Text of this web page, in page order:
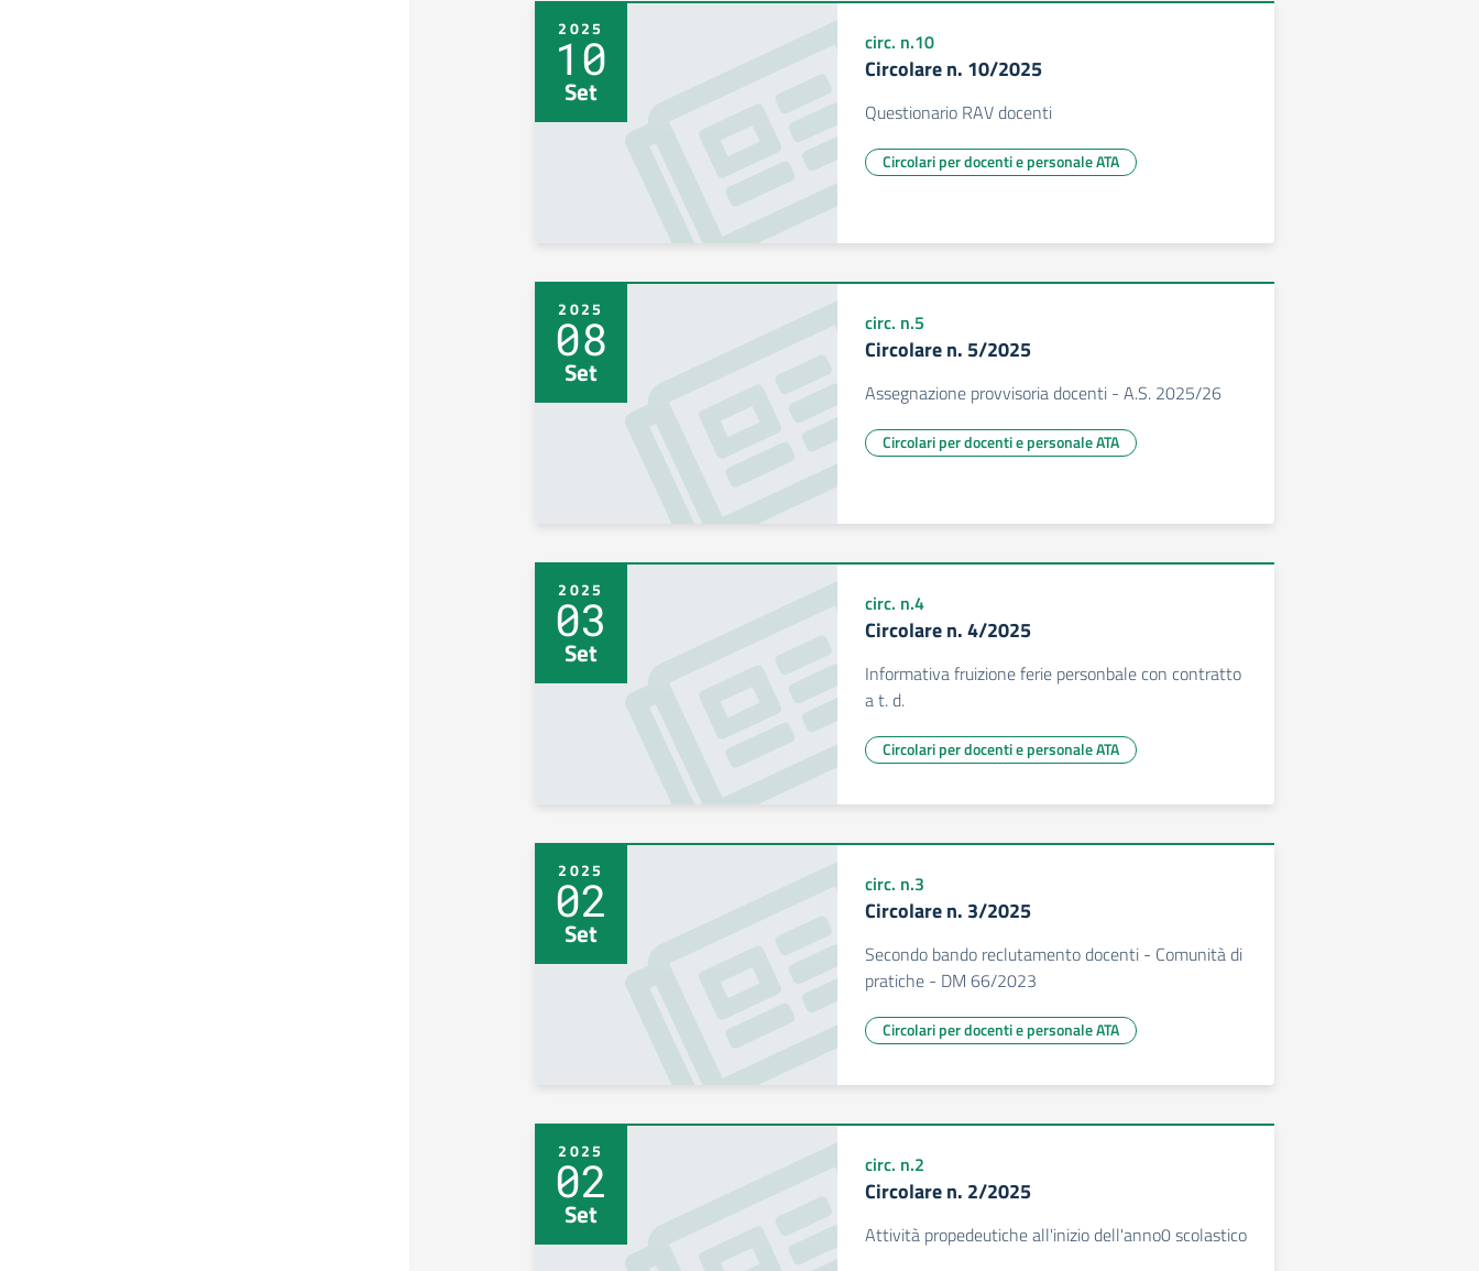
2025
10
Set
circ. n.10
Circolare n. 10/2025
Questionario RAV docenti
Circolari per docenti e personale ATA
2025
08
Set
circ. n.5
Circolare n. 5/2025
Assegnazione provvisoria docenti - A.S. 2025/26
Circolari per docenti e personale ATA
2025
03
Set
circ. n.4
Circolare n. 4/2025
Informativa fruizione ferie personbale con contratto
a t. d.
Circolari per docenti e personale ATA
2025
02
Set
circ. n.3
Circolare n. 3/2025
Secondo bando reclutamento docenti - Comunità di
pratiche - DM 66/2023
Circolari per docenti e personale ATA
2025
02
Set
circ. n.2
Circolare n. 2/2025
Attività propedeutiche all'inizio dell'anno0 scolastico